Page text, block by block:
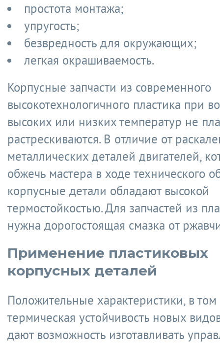
простота монтажа;
упругость;
безвредность для окружающих;
легкая окрашиваемость.
Корпусные запчасти из современного
высокотехнологичного пластика при
высоких или низких температур не
растрескиваются. В отличие от
металлических деталей двигателей,
обжечь мастера в ходе технического
корпусные детали обладают высокой
термостойкостью. Для запчастей из
нужна дорогостоящая смазка от
Применение пластиковых
корпусных деталей
Положительные характеристики, в том
термическая устойчивость новых
дают возможность изготавливать